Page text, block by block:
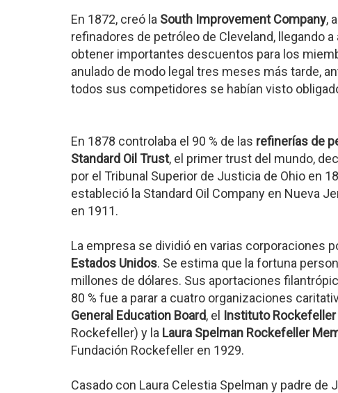
En 1872, creó la South Improvement Company,
refinadores de petróleo de Cleveland, llegando
obtener importantes descuentos para los
anulado de modo legal tres meses más tarde,
todos sus competidores se habían visto
En 1878 controlaba el 90 % de las refinerías de
Standard Oil Trust, el primer trust del mundo,
por el Tribunal Superior de Justicia de Ohio en
estableció la Standard Oil Company en Nueva
en 1911.
La empresa se dividió en varias corporaciones
Estados Unidos. Se estima que la fortuna
millones de dólares. Sus aportaciones
80 % fue a parar a cuatro organizaciones
General Education Board, el Instituto
Rockefeller) y la Laura Spelman Rockefeller
Fundación Rockefeller en 1929.
Casado con Laura Celestia Spelman y padre de